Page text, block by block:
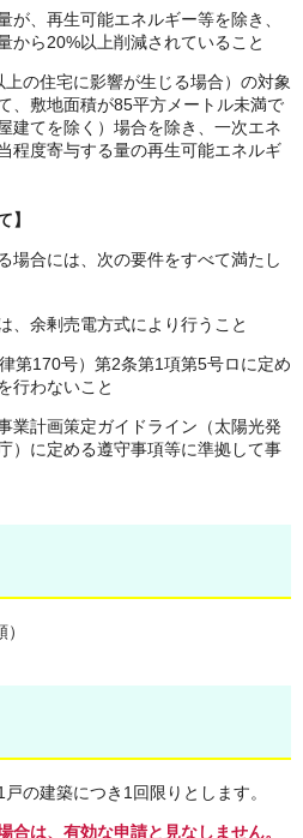
が、再生可能エネルギー等を除き、
から20%以上削減されていること
の住宅に影響が生じる場合）の対象
、敷地面積が85平方メートル未満で
建てを除く）場合を除き、一次エネ
程度寄与する量の再生可能エネルギ
】
場合には、次の要件をすべて満たし
、余剰売電方式により行うこと
第170号）第2条第1項第5号ロに定め
行わないこと
業計画策定ガイドライン（太陽光発
）に定める遵守事項等に準拠して事
の建築につき1回限りとします。
合は、有効な申請と見なしません。